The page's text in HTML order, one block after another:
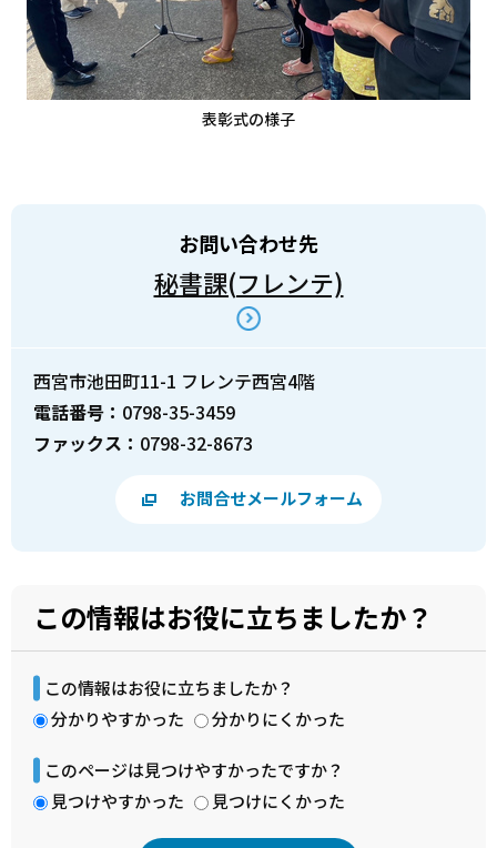
表彰式の様子
お問い合わせ先
秘書課(フレンテ)
西宮市池田町11-1 フレンテ西宮4階
電話番号： 0798-35-3459
ファックス： 0798-32-8673
お問合せメールフォーム
この情報はお役に立ちましたか？
この情報はお役に立ちましたか？
分かりやすかった
分かりにくかった
このページは見つけやすかったですか？
見つけやすかった
見つけにくかった